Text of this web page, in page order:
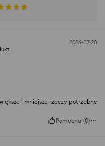
2026-07-20
i mniejsze rzeczy potrzebne
Pomocna (0)